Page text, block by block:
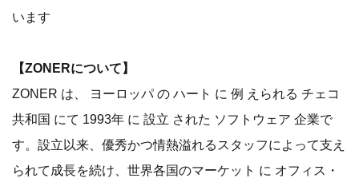
います
【ZONERについて】
ZONER は、 ヨーロッパ の ハート に 例 えられる チェコ
共和国 にて 1993年 に 設立 された ソフトウェア 企業で
す。設立以来、優秀かつ情熱溢れるスタッフによって支え
られて成長を続け、世界各国のマーケット に オフィス・